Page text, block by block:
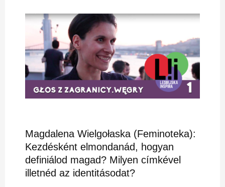
Magdalena Wielgołaska (Feminoteka):
Kezdésként elmondanád, hogyan
definiálod magad? Milyen címkével
illetnéd az identitásodat?